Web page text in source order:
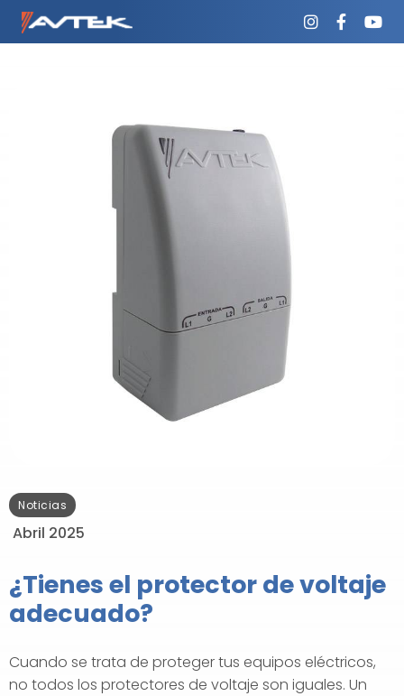
Noticias
Abril 2025
¿Tienes el protector de voltaje
adecuado?
Cuando se trata de proteger tus equipos eléctricos,
no todos los protectores de voltaje son iguales. Un